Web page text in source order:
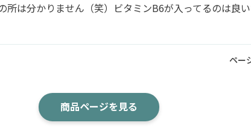
は分かりません（笑）ビタミンB6が入ってるのは良
ペー
商品ページを見る